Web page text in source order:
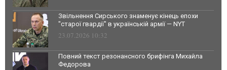
Звільнення Сирського знаменує кінець епохи
"старої гвардії" в українській армії — NYT
23.07.2026 10:32
Повний текст резонансного брифінга Михайла
Федорова